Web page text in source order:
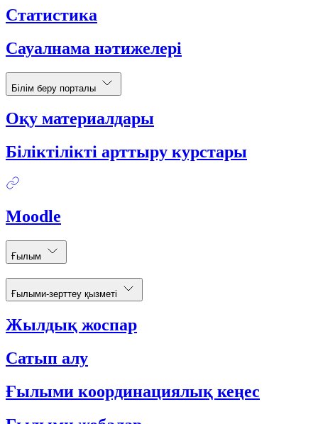
Статистика
Сауалнама нәтижелері
Білім беру порталы
Оқу материалдары
Біліктілікті арттыру курстары
Moodle
Ғылым
Ғылыми-зерттеу қызметі
Жылдық жоспар
Сатып алу
Ғылыми координациялық кеңес